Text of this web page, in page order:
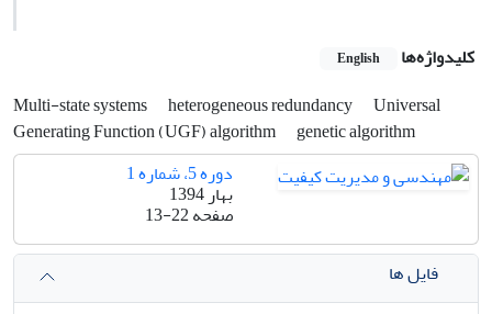
کلیدواژه‌ها English
Multi-state systems heterogeneous redundancy
Universal
Generating Function (UGF) algorithm
genetic algorithm
دوره 5، شماره 1
بهار 1394
صفحه13-22
فایل ها